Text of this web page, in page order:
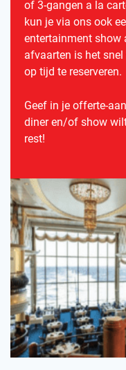
of 3-gangen a la
kun je via ons ook
entertainment show
afvaarten is het
op tijd te reserveren.
Geef in je offerte-
diner en/of show
rest!